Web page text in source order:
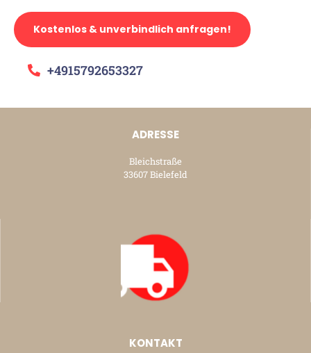
Kostenlos & unverbindlich anfragen!
+4915792653327
ADRESSE
Bleichstraße
33607 Bielefeld
KONTAKT